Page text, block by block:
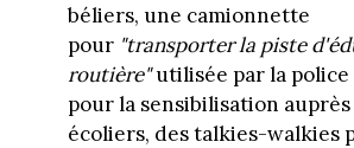
béliers, une camionnette
pour "transporter la piste
routière"utilisée par la police
pour la sensibilisation auprès
écoliers, des talkies-walkies